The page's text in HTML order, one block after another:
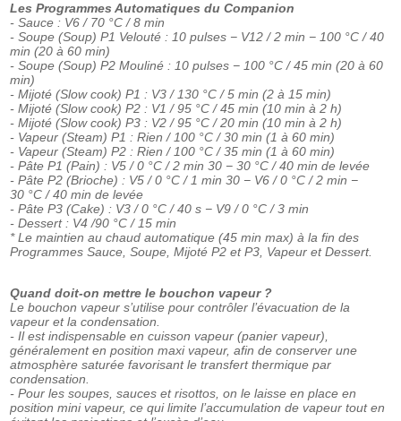
Les Programmes Automatiques du Companion
- Sauce : V6 / 70 °C / 8 min
- Soupe (Soup) P1 Velouté : 10 pulses − V12 / 2 min − 100 °C / 40
min (20 à 60 min)
- Soupe (Soup) P2 Mouliné : 10 pulses − 100 °C / 45 min (20 à 60
min)
- Mijoté (Slow cook) P1 : V3 / 130 °C / 5 min (2 à 15 min)
- Mijoté (Slow cook) P2 : V1 / 95 °C / 45 min (10 min à 2 h)
- Mijoté (Slow cook) P3 : V2 / 95 °C / 20 min (10 min à 2 h)
- Vapeur (Steam) P1 : Rien / 100 °C / 30 min (1 à 60 min)
- Vapeur (Steam) P2 : Rien / 100 °C / 35 min (1 à 60 min)
- Pâte P1 (Pain) : V5 / 0 °C / 2 min 30 − 30 °C / 40 min de levée
- Pâte P2 (Brioche) : V5 / 0 °C / 1 min 30 − V6 / 0 °C / 2 min −
30 °C / 40 min de levée
- Pâte P3 (Cake) : V3 / 0 °C / 40 s − V9 / 0 °C / 3 min
- Dessert : V4 /90 °C / 15 min
* Le maintien au chaud automatique (45 min max) à la fin des
Programmes Sauce, Soupe, Mijoté P2 et P3, Vapeur et Dessert.
Quand doit-on mettre le bouchon vapeur ?
Le bouchon vapeur s’utilise pour contrôler l’évacuation de la
vapeur et la condensation.
- Il est indispensable en cuisson vapeur (panier vapeur),
généralement en position maxi vapeur, afin de conserver une
atmosphère saturée favorisant le transfert thermique par
condensation.
- Pour les soupes, sauces et risottos, on le laisse en place en
position mini vapeur, ce qui limite l’accumulation de vapeur tout en